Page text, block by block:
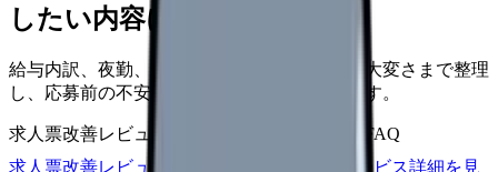
したい内容に直せます
給与内訳、夜勤、休日、教育、職場の正直な大変さまで整理
し、応募前の不安を減らす求人票へ改善します。
求人票改善レビュー
応募前FAQ
求人票改善レビューの見積もりを依頼
サービス詳細を見